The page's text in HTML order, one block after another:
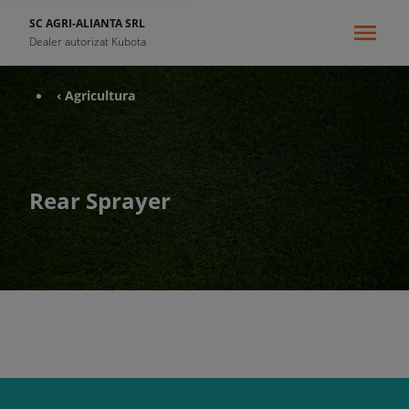
SC AGRI-ALIANTA SRL
Dealer autorizat Kubota
‹ Agricultura
Rear Sprayer